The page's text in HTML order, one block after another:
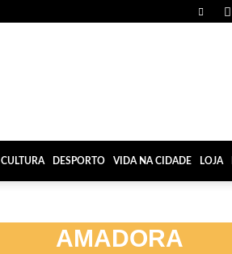
CULTURA DESPORTO VIDA NA CIDADE LOJA
AMADORA